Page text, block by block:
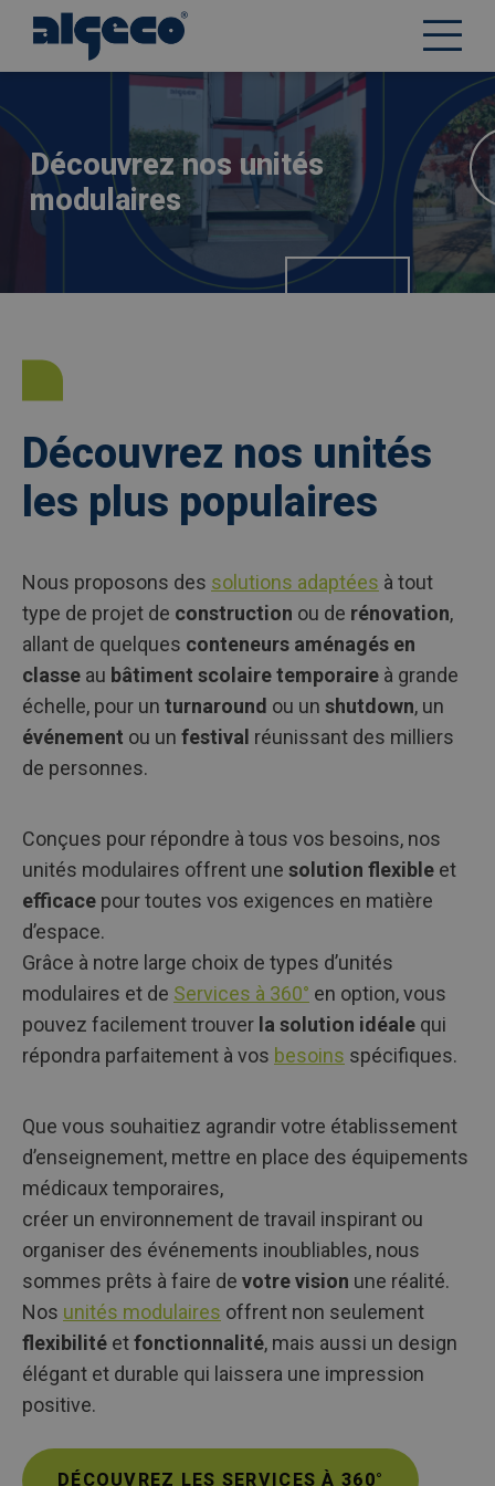
contenu
principal
Découvrez nos unités
modulaires
Découvrez nos unités
les plus populaires
Nous proposons des solutions adaptées à tout
type de projet de construction ou de rénovation,
allant de quelques conteneurs aménagés en
classe au bâtiment scolaire temporaire à grande
échelle, pour un turnaround ou un shutdown, un
événement ou un festival réunissant des milliers
de personnes.
Conçues pour répondre à tous vos besoins, nos
unités modulaires offrent une solution flexible et
efficace pour toutes vos exigences en matière
d’espace.
Grâce à notre large choix de types d’unités
modulaires et de Services à 360° en option, vous
pouvez facilement trouver la solution idéale qui
répondra parfaitement à vos besoins spécifiques.
Que vous souhaitiez agrandir votre établissement
d’enseignement, mettre en place des équipements
médicaux temporaires,
créer un environnement de travail inspirant ou
organiser des événements inoubliables, nous
sommes prêts à faire de votre vision une réalité.
Nos unités modulaires offrent non seulement
flexibilité etfonctionnalité, mais aussi un design
élégant et durable qui laissera une impression
positive.
DÉCOUVREZ LES SERVICES À 360°